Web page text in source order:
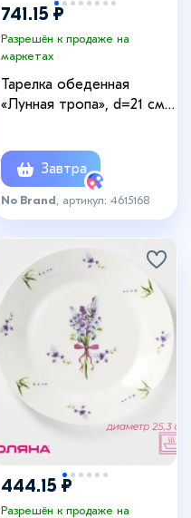
741.15 ₽
Разрешён к продаже на
маркетах
Тарелка обеденная
«Лунная тропа», d=21 см,
Завтра
No Brand , артикул: 4615168
444.15 ₽
Разрешён к продаже на